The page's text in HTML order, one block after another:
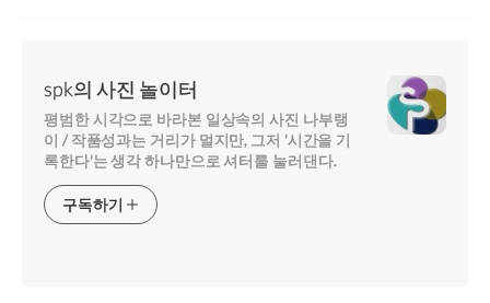
spk의 사진 놀이터
평범한 시각으로 바라본 일상속의 사진 나부랭
이 / 작품성과는 거리가 멀지만, 그저 '시간을 기
록한다'는 생각 하나만으로 셔터를 눌러댄다.
구독하기